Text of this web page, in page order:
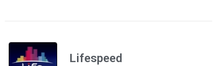
Lifespeed